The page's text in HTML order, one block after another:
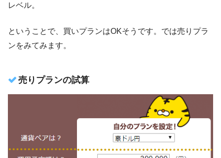
レベル。
ということで、買いプランはOKそうです。では売りプラ
ンをみてみます。
売りプランの試算